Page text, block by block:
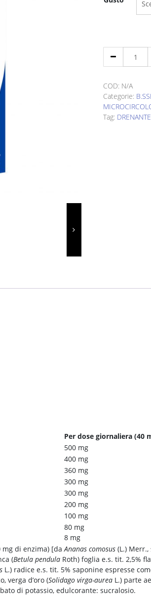
1000
ml
quantity
COD: N/A
Categorie:
Tag: DRENANTE
Per dose giornaliera (40
500 mg
400 mg
360 mg
300 mg
300 mg
200 mg
100 mg
80 mg
8 mg
mg di enzima) [daAnanas comosus (L.)
(Betula pendula Roth) foglia e.s. tit. 2,5%
L.) radice e.s. tit. 5% saponine espresse
verga d’oro (Solidago virga-aurea L.) parte
di potassio, edulcorante: sucralosio.